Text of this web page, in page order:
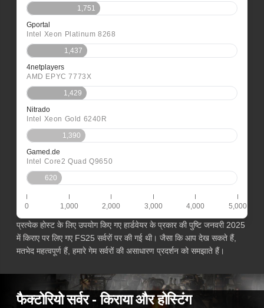
1,751
Gportal
Intel Xeon Platinum 8268
1,437
4netplayers
AMD EPYC 7773X
1,429
Nitrado
Intel Xeon Gold 6240R
1,390
Gamed.de
Intel Core2 Quad Q9650
620
0 1,000 2,000 3,000 4,000 5,000
प्रत्येक होस्ट के लिए उपयोग किए गए हार्डवेयर के प्रकार की पुष्टि जनवरी 2025
में किराए पर लिए गए FS25 सर्वरों पर की गई थी। जैसा कि आप देख सकते हैं,
मतभेद महत्वपूर्ण हैं, हमारे गेम सर्वरों की असाधारण प्रदर्शन को समझाते हैं।
फैक्टोरियो सर्वर - किराया और होस्टिंग